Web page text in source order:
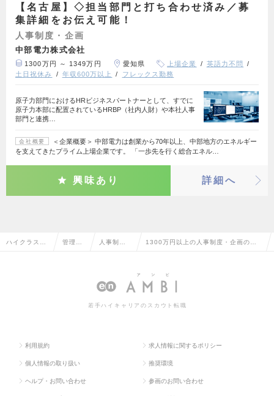
【名古屋】◇担当部門と打ち合わせ済み／募
集詳細をお伝え可能！
人事制度・企画
中部電力株式会社
1300万円 ～ 1349万円 愛知県 上場企業
英語力不問
土日祝休み
年収600万以上 フレックス勤務
原子力部門におけるHRビジネスパートナーとして、すでに
原子力本部に配置されているHRBP（社内人財）や本社人事
部門と連携…
会社概要
＜企業概要＞ 中部電力は創業から70年以上、中部地方のエネルギー
を支えてきたプライム上場企業です。 「一歩先を行く総合エネル…
興味あり 詳細へ
ハイクラス求 管理部 人事制 1300万円以上の人事制度・企画の転
若手ハイキャリアのスカウト転職
利用規約 求人情報に関するポリシー
個人情報の取り扱い 推奨環境
ヘルプ・お問い合わせ 参画のお問い合わせ